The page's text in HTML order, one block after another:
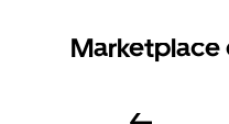
Marketplace